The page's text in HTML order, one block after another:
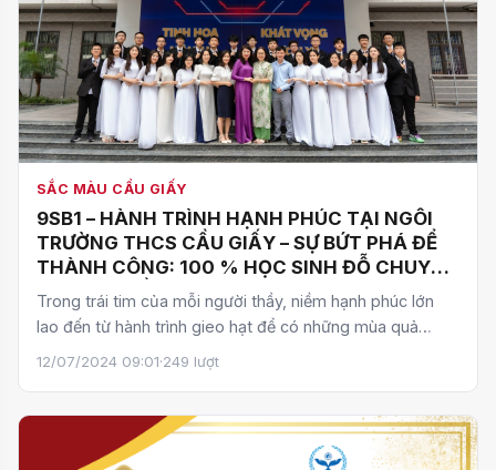
SẮC MÀU CẦU GIẤY
9SB1 – HÀNH TRÌNH HẠNH PHÚC TẠI NGÔI
TRƯỜNG THCS CẦU GIẤY – SỰ BỨT PHÁ ĐỂ
THÀNH CÔNG: 100 % HỌC SINH ĐỖ CHUYÊN
VÀ SONG BẰNG TÚ TÀI TRONG KÌ THI VÀO
LỚP 10 THPT CHUYÊN NĂM HỌC 2024-2025
Trong trái tim của mỗi người thầy, niềm hạnh phúc lớn
lao đến từ hành trình gieo hạt để có những mùa quả
ngọt.…
12/07/2024 09:01·249 lượt